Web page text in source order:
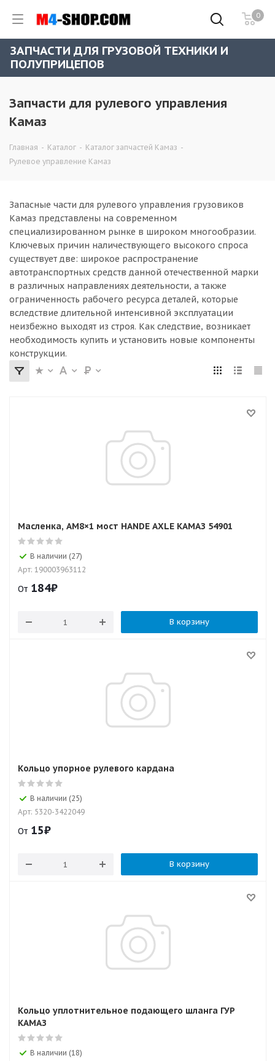
0
ЗАПЧАСТИ ДЛЯ ГРУЗОВОЙ ТЕХНИКИ И
ПОЛУПРИЦЕПОВ
Запчасти для рулевого управления
Камаз
Главная - Каталог - Каталог запчастей Камаз -
Рулевое управление Камаз
Запасные части для рулевого управления грузовиков
Камаз представлены на современном
специализированном рынке в широком многообразии.
Ключевых причин наличествующего высокого спроса
существует две: широкое распространение
автотранспортных средств данной отечественной марки
в различных направлениях деятельности, а также
ограниченность рабочего ресурса деталей, которые
вследствие длительной интенсивной эксплуатации
неизбежно выходят из строя. Как следствие, возникает
необходимость купить и установить новые компоненты
конструкции.
Масленка, AM8×1 мост HANDE AXLE КАМАЗ 54901
В наличии (27)
Арт: 190003963112
От 184₽
В корзину
Кольцо упорное рулевого кардана
В наличии (25)
Арт: 5320-3422049
От 15₽
В корзину
Кольцо уплотнительное подающего шланга ГУР
КАМАЗ
В наличии (18)